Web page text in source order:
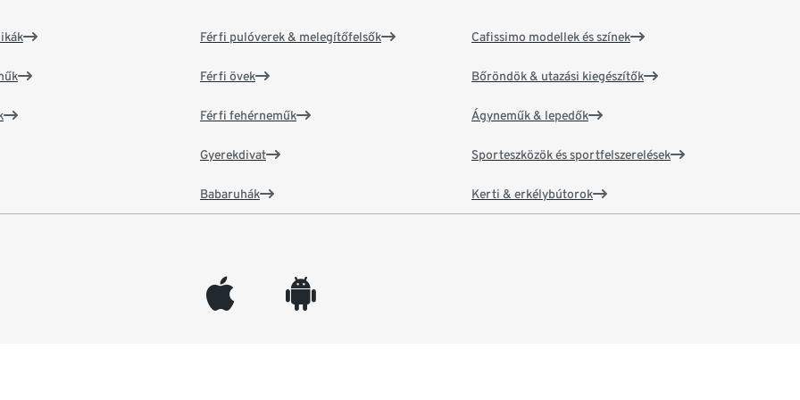
Férfi pulóverek & melegítőfelsők
Férfi övek
Férfi fehérneműk
Gyerekdivat
Babaruhák
Cafissimo modellek és színek
Bőröndök & utazási kiegészítők
Ágyneműk & lepedők
Sporteszközök és sportfelszerelések
Kerti & erkélybútorok
appleinc android